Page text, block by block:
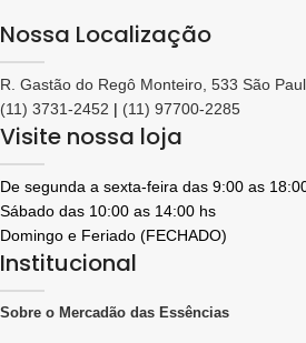
Nossa Localização
R. Gastão do Regô Monteiro, 533 São
(11) 3731-2452 | (11) 97700-2285
Visite nossa loja
De segunda a sexta-feira das 9:00 as
Sábado das 10:00 as 14:00 hs
Domingo e Feriado (FECHADO)
Institucional
Sobre o Mercadão das Essências